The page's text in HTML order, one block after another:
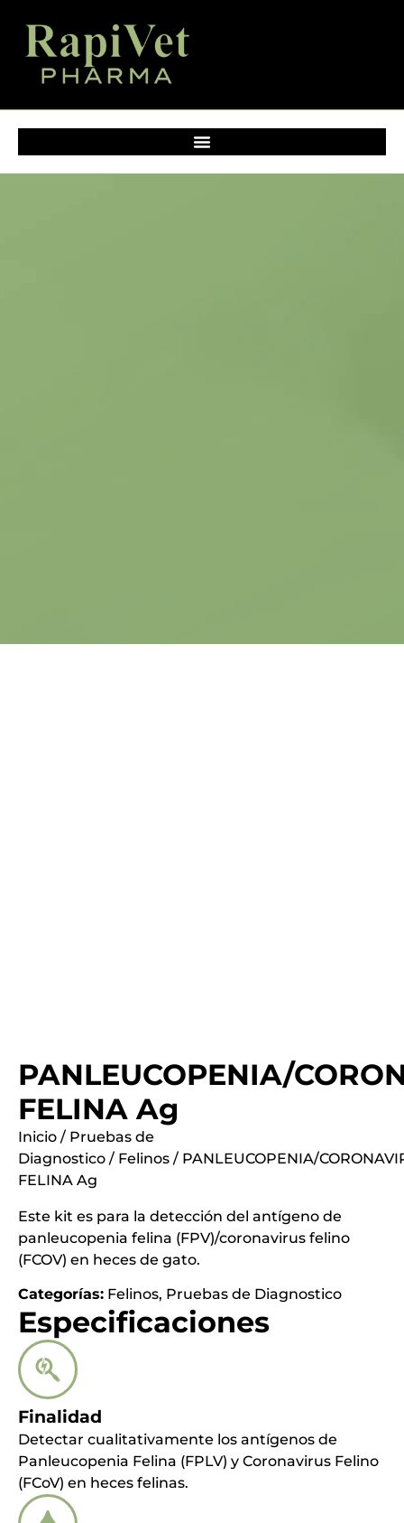
PANLEUCOPENIA/
FELINA Ag
Inicio / Pruebas de
Diagnostico / Felinos / PANLEUCOPENIA/
FELINA Ag
Este kit es para la detección del antígeno de
panleucopenia felina (FPV)/coronavirus felino
(FCOV) en heces de gato.
Categorías: Felinos, Pruebas de Diagnostico
Especificaciones
Finalidad
Detectar cualitativamente los antígenos de
Panleucopenia Felina (FPLV) y Coronavirus Felino
(FCoV) en heces felinas.